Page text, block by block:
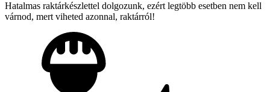
Hatalmas raktárkészlettel dolgozunk, ezért legtöbb esetben nem kell
várnod, mert viheted azonnal, raktárról!